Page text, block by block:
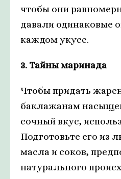
чтобы они
давали одинаковые
каждом укусе.
3. Тайны маринада
Чтобы придать
баклажанам
сочный вкус,
Подготовьте его из
масла и соков,
натурального